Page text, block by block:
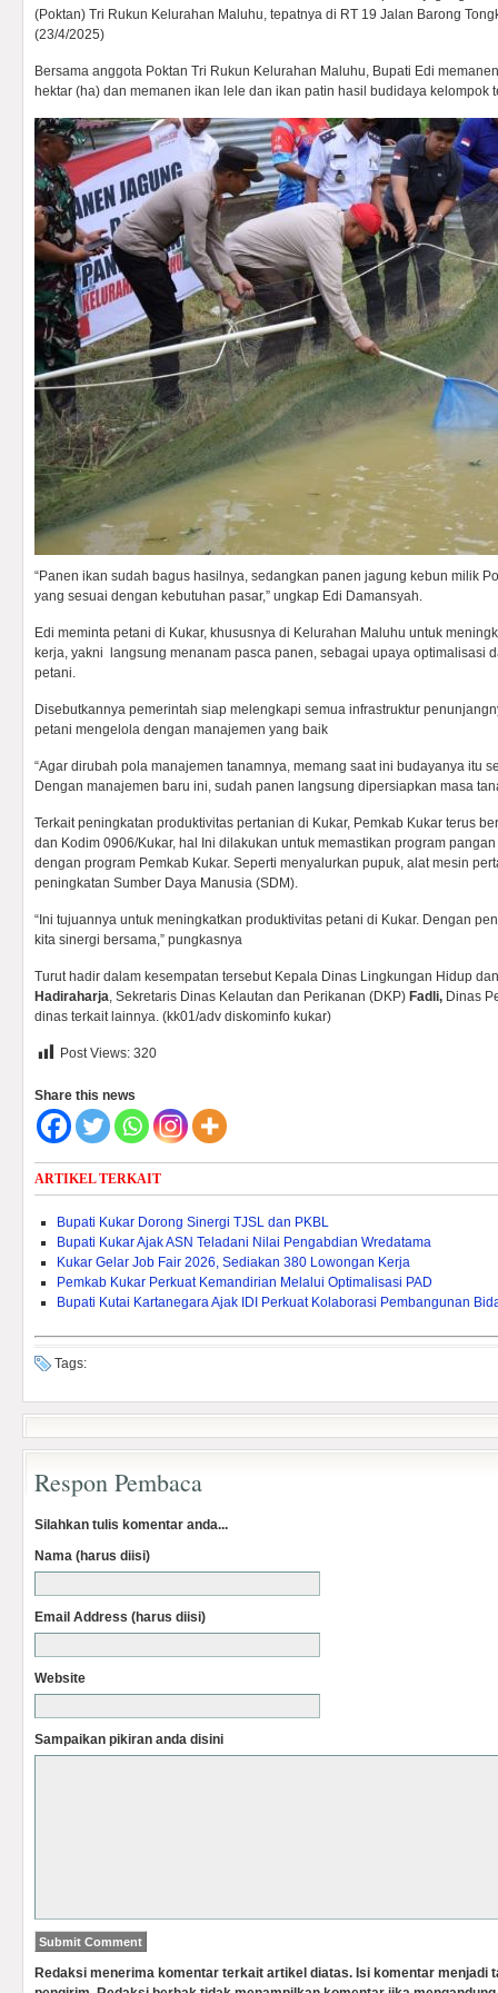
(Poktan) Tri Rukun Kelurahan Maluhu, tepatnya di RT 19 Jalan Barong
(23/4/2025)
Bersama anggota Poktan Tri Rukun Kelurahan Maluhu, Bupati Edi
hektar (ha) dan memanen ikan lele dan ikan patin hasil budidaya kelompok
“Panen ikan sudah bagus hasilnya, sedangkan panen jagung kebun milik
yang sesuai dengan kebutuhan pasar,” ungkap Edi Damansyah.
Edi meminta petani di Kukar, khususnya di Kelurahan Maluhu untuk
kerja, yakni langsung menanam pasca panen, sebagai upaya optimalisasi
petani.
Disebutkannya pemerintah siap melengkapi semua infrastruktur
petani mengelola dengan manajemen yang baik
“Agar dirubah pola manajemen tanamnya, memang saat ini budayanya itu
Dengan manajemen baru ini, sudah panen langsung dipersiapkan masa
Terkait peningkatan produktivitas pertanian di Kukar, Pemkab Kukar terus
dan Kodim 0906/Kukar, hal Ini dilakukan untuk memastikan program
dengan program Pemkab Kukar. Seperti menyalurkan pupuk, alat mesin
peningkatan Sumber Daya Manusia (SDM).
“Ini tujuannya untuk meningkatkan produktivitas petani di Kukar. Dengan
kita sinergi bersama,” pungkasnya
Turut hadir dalam kesempatan tersebut Kepala Dinas Lingkungan Hidup
Hadiraharja, Sekretaris Dinas Kelautan dan Perikanan (DKP) Fadli, Dinas
dinas terkait lainnya. (kk01/adv diskominfo kukar)
Post Views: 320
Share this news
ARTIKEL TERKAIT
Bupati Kukar Dorong Sinergi TJSL dan PKBL
Bupati Kukar Ajak ASN Teladani Nilai Pengabdian Wredatama
Kukar Gelar Job Fair 2026, Sediakan 380 Lowongan Kerja
Pemkab Kukar Perkuat Kemandirian Melalui Optimalisasi PAD ‎
Bupati Kutai Kartanegara Ajak IDI Perkuat Kolaborasi Pembangunan
Tags:
Respon Pembaca
Silahkan tulis komentar anda...
Nama (harus diisi)
Email Address (harus diisi)
Website
Sampaikan pikiran anda disini
Redaksi menerima komentar terkait artikel diatas. Isi komentar menjadi